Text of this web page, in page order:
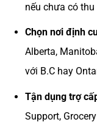
nếu chưa có thu
Chọn nơi định
Alberta,
với B.C hay
Tận dụng trợ
Support,